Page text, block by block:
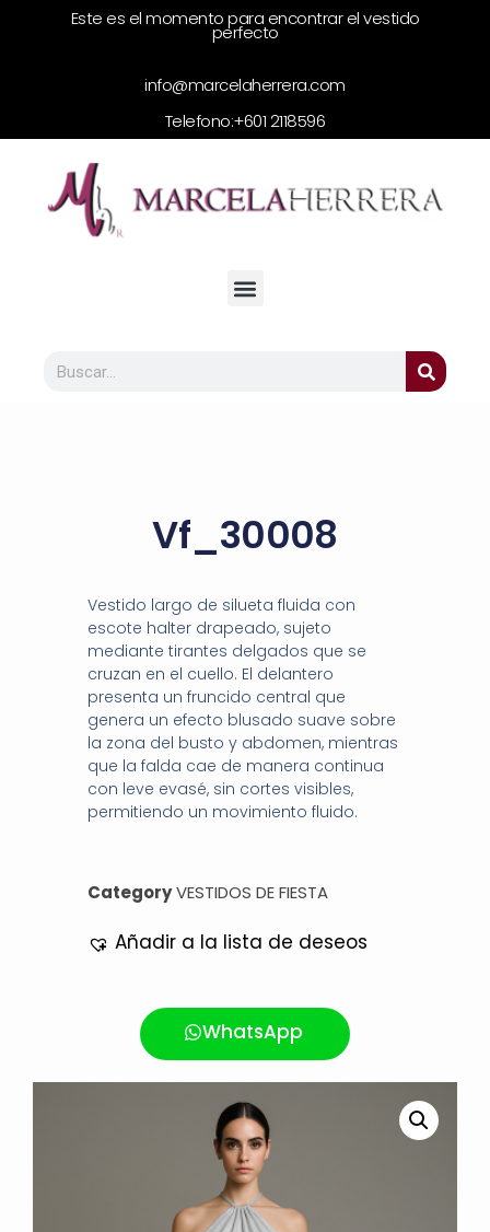
Este es el momento para encontrar el vestido
perfecto
info@marcelaherrera.com
Telefono:+601 2118596
Vf_30008
Vestido largo de silueta fluida con
escote halter drapeado, sujeto
mediante tirantes delgados que se
cruzan en el cuello. El delantero
presenta un fruncido central que
genera un efecto blusado suave sobre
la zona del busto y abdomen, mientras
que la falda cae de manera continua
con leve evasé, sin cortes visibles,
permitiendo un movimiento fluido.
CategoryVESTIDOS DE FIESTA
Añadir a la lista de deseos
WhatsApp